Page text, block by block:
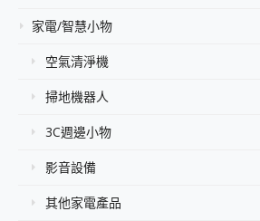
家電/智慧小物
空氣清淨機
掃地機器人
3C週邊小物
影音設備
其他家電產品